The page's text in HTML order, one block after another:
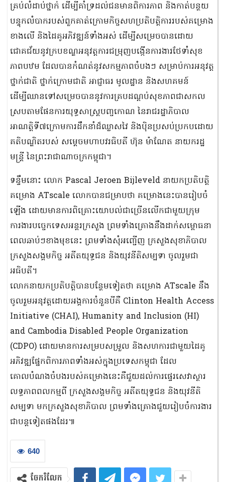
គ្រប់លំដាប់ថ្នាក់ ដើម្បីគាំទ្រដល់ជនមានពិការភាព និងកាត់បន្ថយ
បន្ទុកលំបាករបស់ពួកគាត់ក្រោមកិច្ចសហប្រតិបត្តិការរបស់គម្រោង
ខាងលើ និងដៃគូអភិវឌ្ឍន៍ទាំងអស់ ដើម្បីសម្រេចបានដោយ
ជោគជ័យនូវក្របខណ្ឌអនុវត្តការជម្រុញបង្កើនការងារថែទាំសុខ
ភាពបឋម ដែលបានកំណត់នូវសកម្មភាពចំបងៗ សម្រាប់ការអនុវត្ត
ថ្នាក់ជាតិ ថ្នាក់ក្រោមជាតិ អាជ្ញាធរ មូលដ្ឋាន និងសហគមន៍
ដើម្បីឈានទៅសម្រេចបាននូវការគ្របដណ្តប់សុខភាពជាសកល
ស្របតាមផែនការយុទ្ធសាស្រ្តបញ្ចកោណ នៃរាជរដ្ឋាភិបាល
អាណត្តិទី៧ក្រោមការដឹកនាំដ៏ឈ្លាសវៃ និងប៉ិនប្រសប់ប្រកបដោយ
គតិបណ្ឌិតរបស់ សម្តេចមហាបវរធិបតី ហ៊ុន ម៉ាណែត នាយករដ្ឋ
មន្ត្រី នៃព្រះរាជាណាចក្រកម្ពុជា។
ទន្ទឹមនោះ លោក Pascal Jeroen Bijleveld នាយកប្រតិបត្តិ
គម្រោង ATscale លោកបានជម្រាបថា គម្រោងនេះបានរៀបចំ
ឡើង ដោយមានការពិគ្រោះយោបល់ជាច្រើនលើកជាមួយក្រុម
ការងារបច្ចេកទេសអន្តរក្រសួង ព្រមទាំងគ្រោងនឹងដាក់សម្ពោធនា
ពេលឆាប់ៗខាងមុខនេះ ព្រមទាំងសុំអញ្ជើញ ក្រសួងសុខាភិបាល
ក្រសួងសង្គមកិច្ច អតីតយុទ្ធជន និងយុវនីតិសម្បទា ចូលរួមជា
អធិបតី។
លោកនាយកប្រតិបត្តិបានបន្ថែមទៀតថា គម្រោង ATscale នឹង
ចូលរួមអនុវត្តដោយអង្គការចំនួនបីគឺ Clinton Health Access
Initiative (CHAI), Humanity and Inclusion (HI)
and Cambodia Disabled People Organization
(CDPO) ដោយមានការសម្របសម្រួល និងសហការជាមួយដៃគូ
អភិវឌ្ឍផ្នែកពិការភាពទាំងអស់ក្នុងប្រទេសកម្ពុជា ដែល
គោលបំណងចំបងរបស់គម្រោងនេះគឺជួយដល់ការផ្ទេរសេវាស្ថារ
លទ្ធភាពពលកម្មពី ក្រសួងសង្គមកិច្ច អតីតយុទ្ធជន និងយុវនីតិ
សម្បទា មកក្រសួងសុខាភិបាល ព្រមទាំងគ្រោងជួយរៀបចំការងារ
ជាបន្តទៀតផងដែរ៕
640
ចែករំលែក